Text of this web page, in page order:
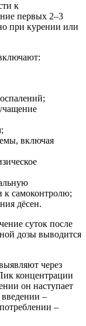
к
первых 2–3
при курении или
включая
к самоконтролю;
дёсен.
суток после
дозы выводится
через
концентрации
он наступает
–
–